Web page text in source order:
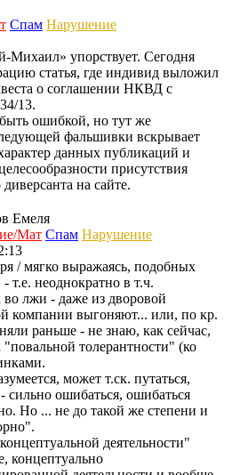
Спам Нарушение
упорствует. Сегодня
статья, где индивид выложил
о соглашении НКВД с
13.
ошибкой, но тут же
фальшивки вскрывает
данных публикаций и
присутствия
на сайте.
Емеля
Мат Спам Нарушение
/ мягко выражаясь, подобных
т.е. неоднократно в т.ч.
лжи - даже из дворовой
компании выгоняют... или, по кр.
раньше - не знаю, как сейчас,
"повальной толерантности" (ко
может т.ск. путаться,
сильно ошибаться, ошибаться
Но ... не до такой же степени и
деятельности"
концептуально